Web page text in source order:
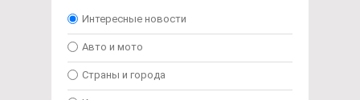
Интересные новости
Авто и мото
Страны и города